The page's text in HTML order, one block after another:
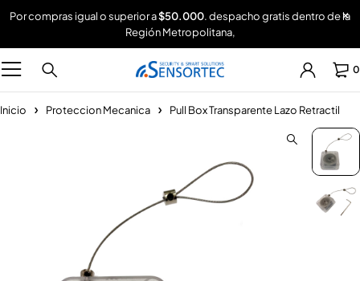
Por compras igual o superior a$50.000. despacho gratis dentro de la
Región Metropolitana,
0
Inicio Proteccion Mecanica Pull Box Transparente Lazo Retractil